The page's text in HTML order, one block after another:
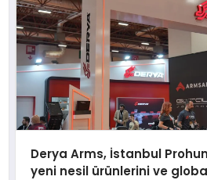
Derya Arms, İstanbul
yeni nesil ürünlerini ve